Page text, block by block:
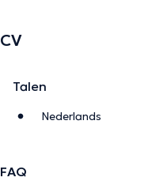
CV
Talen
Nederlands
FAQ